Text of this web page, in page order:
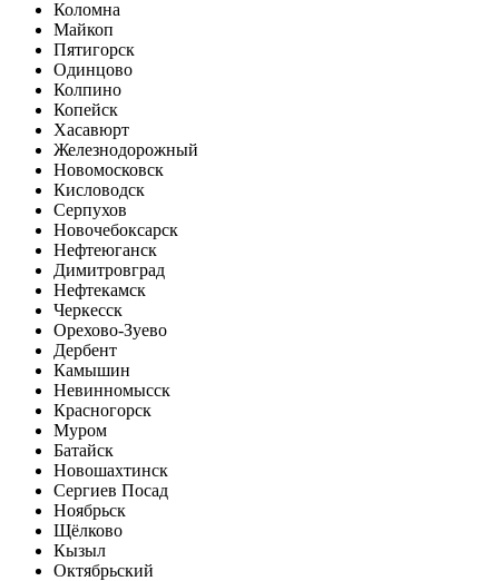
Коломна
Майкоп
Пятигорск
Одинцово
Колпино
Копейск
Хасавюрт
Железнодорожный
Новомосковск
Кисловодск
Серпухов
Новочебоксарск
Нефтеюганск
Димитровград
Нефтекамск
Черкесск
Орехово-Зуево
Дербент
Камышин
Невинномысск
Красногорск
Муром
Батайск
Новошахтинск
Сергиев Посад
Ноябрьск
Щёлково
Кызыл
Октябрьский